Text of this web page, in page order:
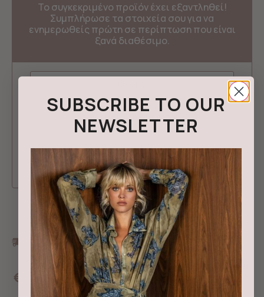
Το συγκεκριμένο προϊόν έχει εξαντληθεί!
Συμπλήρωσε τα στοιχεία σου για να
ενημερωθείς πρώτη σε περίπτωση που είναι
ξανά διαθέσιμο.
Δωρεάν μεταφορικά με αγορές από 100€ και
πάνω
10% έκπτωση σε νέους κωδικούς για πληρωμή με
κάρτα ή άμεση τραπεζική κατάθεση με τον
κωδικό NEWIN
SUBSCRIBE TO OUR
NEWSLETTER